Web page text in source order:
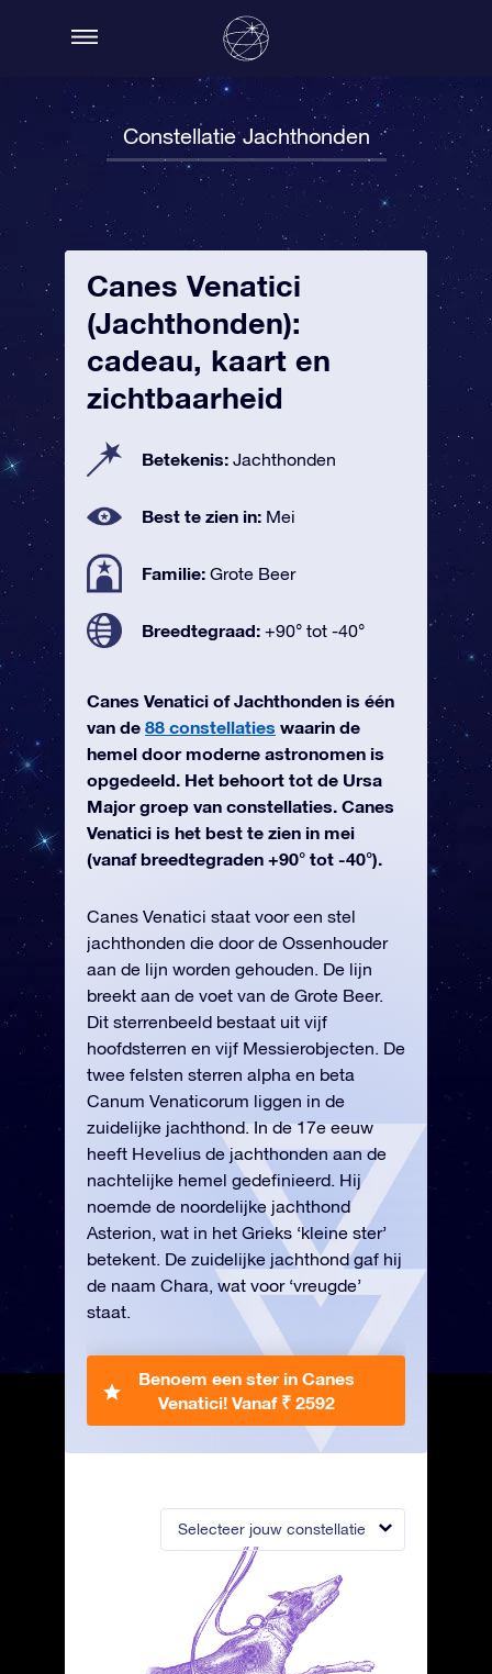
Constellatie Jachthonden
Selecteer jouw constellatie
Canes Venatici
(Jachthonden):
cadeau, kaart en
zichtbaarheid
Betekenis: Jachthonden
Best te zien in: Mei
Familie: Grote Beer
Breedtegraad: +90° tot -40°
Canes Venatici of Jachthonden is één
van de 88 constellaties waarin de
hemel door moderne astronomen is
opgedeeld. Het behoort tot de Ursa
Major groep van constellaties. Canes
Venatici is het best te zien in mei
(vanaf breedtegraden +90° tot -40°).
Canes Venatici staat voor een stel
jachthonden die door de Ossenhouder
aan de lijn worden gehouden. De lijn
breekt aan de voet van de Grote Beer.
Dit sterrenbeeld bestaat uit vijf
hoofdsterren en vijf Messierobjecten. De
twee felsten sterren alpha en beta
Canum Venaticorum liggen in de
zuidelijke jachthond. In de 17e eeuw
heeft Hevelius de jachthonden aan de
nachtelijke hemel gedefinieerd. Hij
noemde de noordelijke jachthond
Asterion, wat in het Grieks ‘kleine ster’
betekent. De zuidelijke jachthond gaf hij
de naam Chara, wat voor ‘vreugde’
staat.
Benoem een ster in Canes
Venatici! Vanaf ₹ 2592